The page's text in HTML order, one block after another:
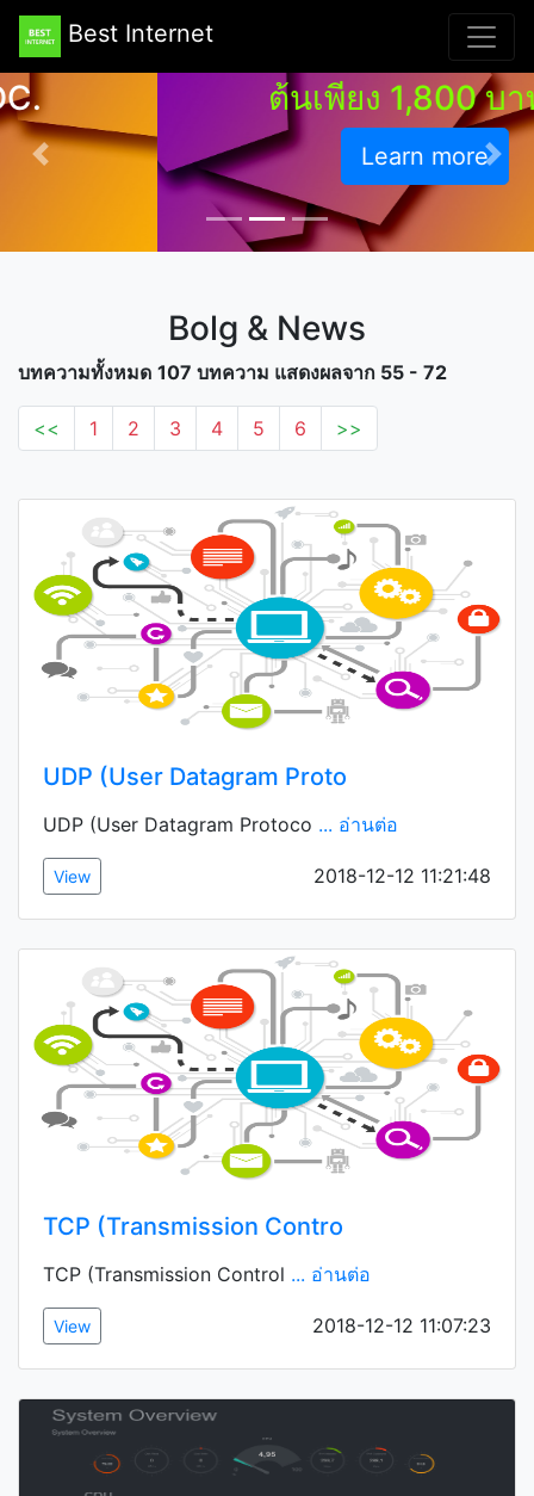
Best Internet
+ Directadmin และแอพ
ต้นเพียง 1,800 บาท/ปี
Learn more
Previous
Bolg & News
บทความทั้งหมด 107 บทความ แสดงผลจาก 55 - 72
<< 1 2 3 4 5 6 >>
UDP (User Datagram Proto
UDP (User Datagram Protoco ... อ่านต่อ
View 2018-12-12 11:21:48
TCP (Transmission Contro
TCP (Transmission Control ... อ่านต่อ
View 2018-12-12 11:07:23